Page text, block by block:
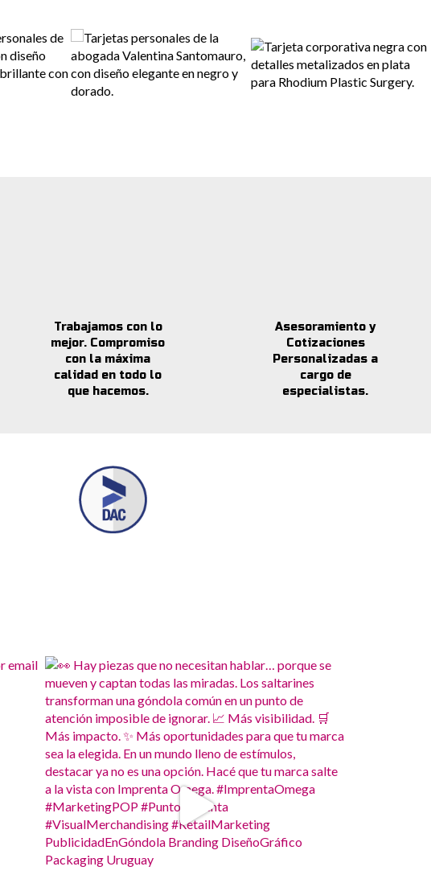
Trabajamos con lo
mejor. Compromiso
con la máxima
calidad en todo lo
que hacemos.
Asesoramiento y
Cotizaciones
Personalizadas a
cargo de
especialistas.